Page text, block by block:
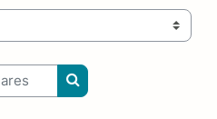
Procurar unidades